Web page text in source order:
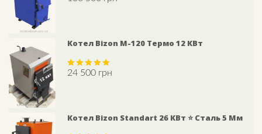
Котел Bizon М-120 Термо 12 КВт
Rated5.00
24 500 грн
Котел Bizon Standart 26 КВт ⭐ Сталь 5 Мм